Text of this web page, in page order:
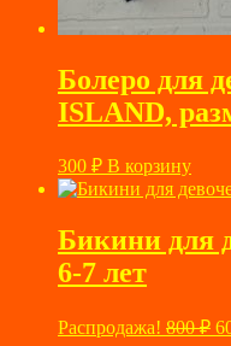
Болеро для
ISLAND,
300 ₽ В корзину
Бикини для
6-7 лет
Распродажа! 800₽